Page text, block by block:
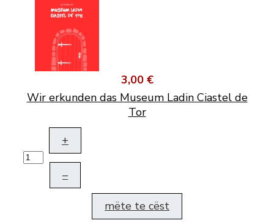
3,00 €
Wir erkunden das Museum Ladin Ciastel de
Tor
+
–
mëte te cëst